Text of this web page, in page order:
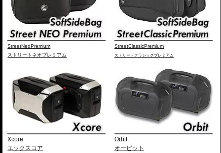
StreetNeoPremium
ストリートネオプレミアム
StreetClassicPremium
ストリートクラシックプレミアム
Xcore
エックスコア
Orbit
オービット